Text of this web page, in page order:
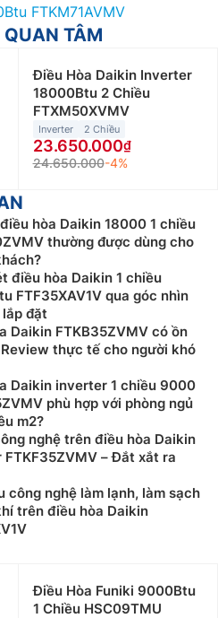
FTKM71AVMV
TÂM
Điều Hòa Daikin Inverter
18000Btu 2 Chiều
FTXM50XVMV
Inverter 2 Chiều
23.650.000
24.650.000-4%
hòa Daikin 18000 1 chiều
thường được dùng cho
điều hòa Daikin 1 chiều
FTF35XAV1V qua góc nhìn
đặt
Daikin FTKB35ZVMV có ồn
thực tế cho người khó
Daikin inverter 1 chiều 9000
phù hợp với phòng ngủ
m2?
nghệ trên điều hòa Daikin
FTKF35ZVMV – Đắt xắt ra
công nghệ làm lạnh, làm sạch
trên điều hòa Daikin
Điều Hòa Funiki 9000Btu
1 Chiều HSC09TMU